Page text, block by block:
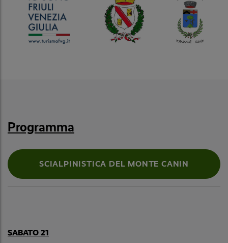
Programma
SCIALPINISTICA DEL MONTE CANIN
SABATO 21